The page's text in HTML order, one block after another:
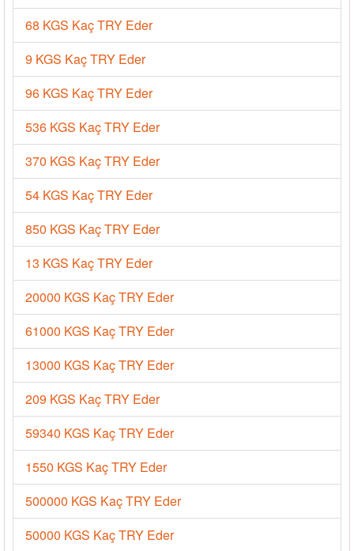
68 KGS Kaç TRY Eder
9 KGS Kaç TRY Eder
96 KGS Kaç TRY Eder
536 KGS Kaç TRY Eder
370 KGS Kaç TRY Eder
54 KGS Kaç TRY Eder
850 KGS Kaç TRY Eder
13 KGS Kaç TRY Eder
20000 KGS Kaç TRY Eder
61000 KGS Kaç TRY Eder
13000 KGS Kaç TRY Eder
209 KGS Kaç TRY Eder
59340 KGS Kaç TRY Eder
1550 KGS Kaç TRY Eder
500000 KGS Kaç TRY Eder
50000 KGS Kaç TRY Eder